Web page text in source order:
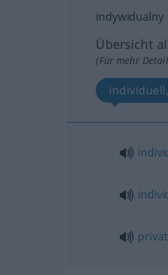
indywidualny
Übersicht
(Für mehr
privat